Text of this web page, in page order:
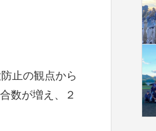
止の観点から
数が増え、２